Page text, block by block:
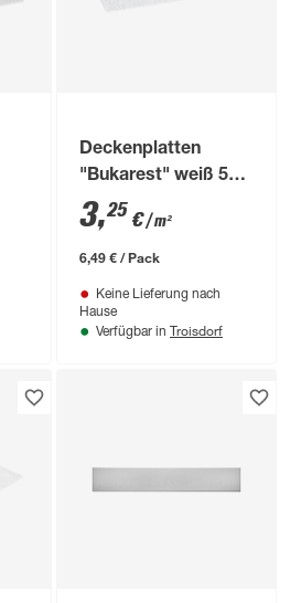
Deckenplatten
"Bukarest" weiß 50 x
50 cm 8 Stück
3,25 €/ m²
6,49 € / Pack
Keine Lieferung nach
Hause
Verfügbar in Troisdorf